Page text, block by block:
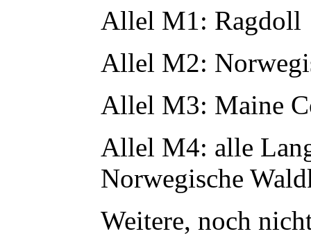
Allel M1: Ragdoll
Allel M2:
Allel M3: Maine
Allel M4: alle
Norwegische
Weitere, noch